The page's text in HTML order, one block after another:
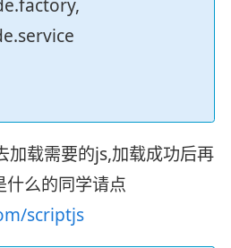
载需要的js,加载成功后再
么的同学请点
scriptjs